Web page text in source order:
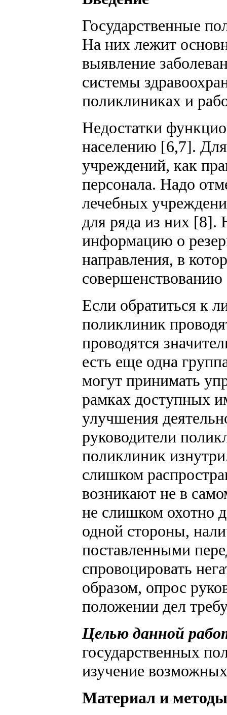
Государственные
На них лежит
выявление
системы
поликлиниках и
Недостатки
населению [6,7].
учреждений, как
персонала. Надо
лечебных
для ряда из них [8].
информацию о
направления, в
Если обратиться к
поликлиник
проводятся
есть еще одна
могут принимать
рамках доступных
улучшения
руководители
поликлиник
слишком
возникают не в
не слишком охотно
одной стороны,
поставленными
спровоцировать
образом, опрос
положении дел
Целью данной
государственных
изучение
Материал и методы